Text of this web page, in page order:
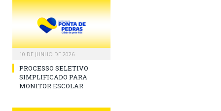
10 DE JUNHO DE 2026
PROCESSO SELETIVO
SIMPLIFICADO PARA
MONITOR ESCOLAR